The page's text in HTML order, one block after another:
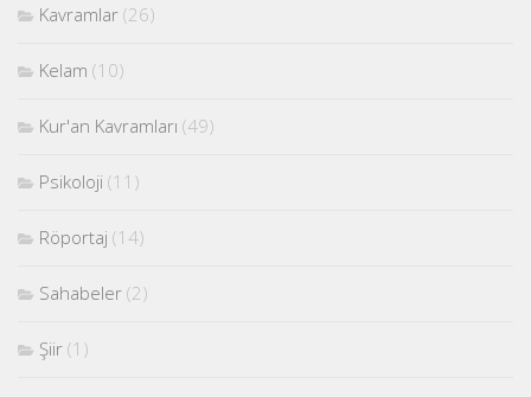
Kavramlar (26)
Kelam (10)
Kur'an Kavramları (49)
Psikoloji (11)
Röportaj (14)
Sahabeler (2)
Şiir (1)